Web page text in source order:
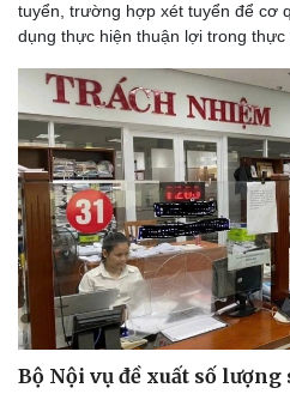
Thể thao
Bóng đá
Lịch thi đấu bóng đá
Thế giới thể thao
tuyển, trường hợp xét tuyển để cơ
dụng thực hiện thuận lợi trong thực
Bộ Nội vụ đề xuất số